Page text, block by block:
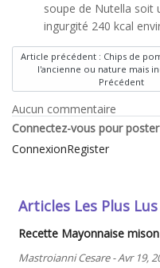
soupe de Nutella soit
ingurgité 240 kcal
Article précédent : Chips de
l'ancienne ou nature mais
Précédent
Aucun commentaire
Connectez-vous pour
ConnexionRegister
Articles Les Plus Lus
Recette Mayonnaise
Mastroianni Cesare-Avr 19,